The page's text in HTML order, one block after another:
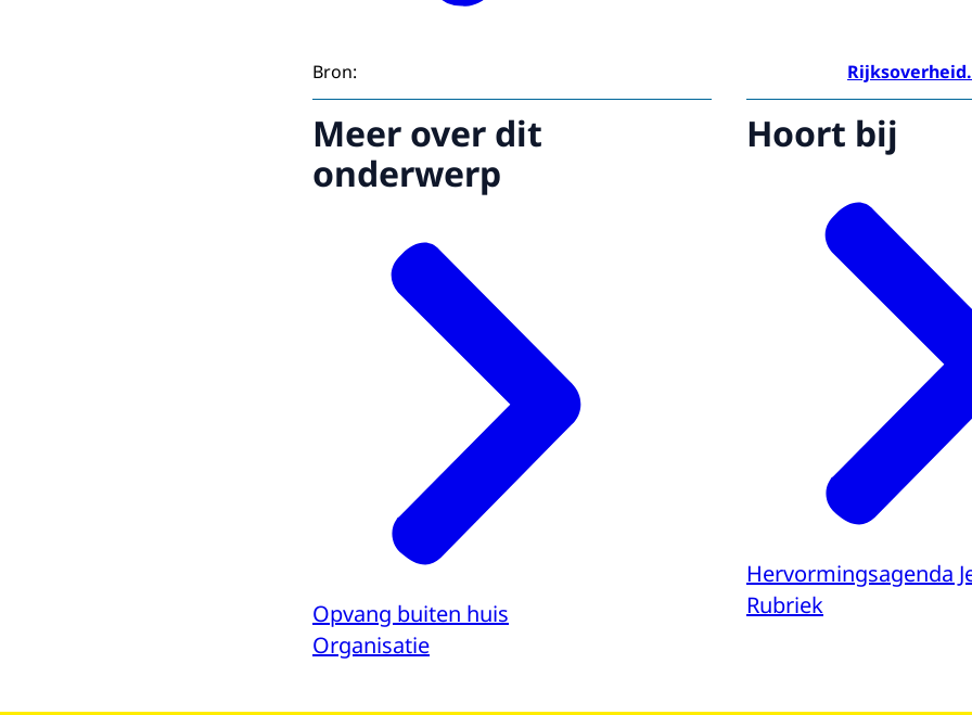
Bron:
Meer over dit
onderwerp
Opvang buiten huis
Organisatie
Hoort bij
Hervormingsagenda
Rubriek